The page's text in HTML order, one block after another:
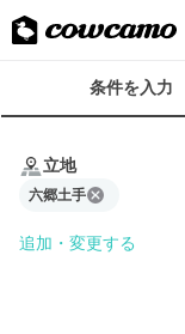
条
条件を入力
立地
六郷土手
追加・変更する